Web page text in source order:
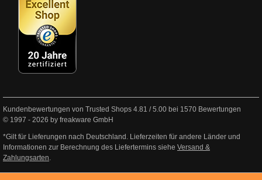
Kundenbewertungen von Trusted Shops 4.81 /5.00 bei 1570 Bewertungen
© 1997 - 2026 by freakware GmbH
*Gilt für Lieferungen nach Deutschland. Lieferzeiten für andere Länder und
Informationen zur Berechnung des Liefertermins siehe Versand &
Zahlungsarten